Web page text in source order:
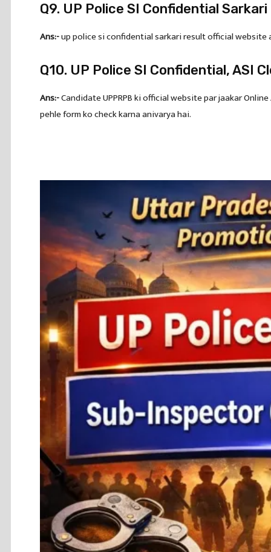
Q9. UP Police SI Confidential
Ans:-up police si confidential sarkari result official website
Q10. UP Police SI Confidential, ASI
Ans:-Candidate UPPRPB ki official website par jaakar
pehle form ko check karna anivarya hai.